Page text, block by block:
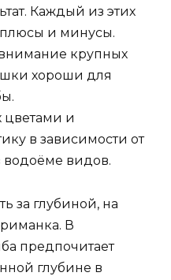
Каждый из этих
плюсы и минусы.
крупных
хороши для
цветами и
в зависимости от
водоёме видов.
за глубиной, на
В
предпочитает
глубине в